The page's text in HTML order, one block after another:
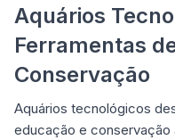
Aquários
Ferramentas
Conservação
Aquários tecnológicos
educação e conservação